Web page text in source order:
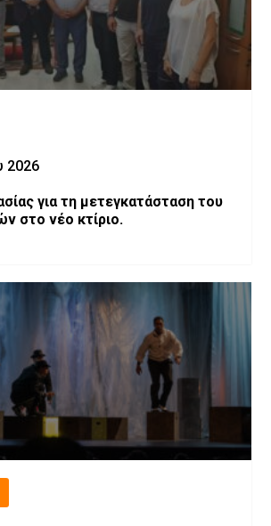
2026
για τη μετεγκατάσταση του
στο νέο κτίριο.